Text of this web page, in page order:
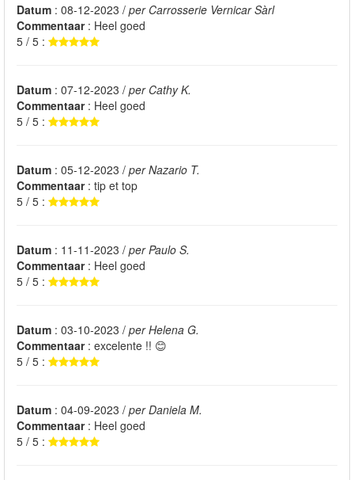
Datum : 08-12-2023 / per Carrosserie Vernicar Sàrl
Commentaar: Heel goed
5 / 5 :
Datum : 07-12-2023 / per Cathy K.
Commentaar: Heel goed
5 / 5 :
Datum : 05-12-2023 / per Nazario T.
Commentaar: tip et top
5 / 5 :
Datum : 11-11-2023 / per Paulo S.
Commentaar: Heel goed
5 / 5 :
Datum : 03-10-2023 / per Helena G.
Commentaar: excelente !! 😊
5 / 5 :
Datum : 04-09-2023 / per Daniela M.
Commentaar: Heel goed
5 / 5 :